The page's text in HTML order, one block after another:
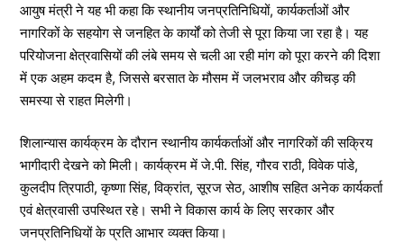
आयुष मंत्री ने यह भी कहा कि स्थानीय जनप्रतिनिधियों, कार्यकर्ताओं और
नागरिकों के सहयोग से जनहित के कार्यों को तेजी से पूरा किया जा रहा है। यह
परियोजना क्षेत्रवासियों की लंबे समय से चली आ रही मांग को पूरा करने की दिशा
में एक अहम कदम है, जिससे बरसात के मौसम में जलभराव और कीचड़ की
समस्या से राहत मिलेगी।
शिलान्यास कार्यक्रम के दौरान स्थानीय कार्यकर्ताओं और नागरिकों की सक्रिय
भागीदारी देखने को मिली। कार्यक्रम में जे.पी. सिंह, गौरव राठी, विवेक पांडे,
कुलदीप त्रिपाठी, कृष्णा सिंह, विक्रांत, सूरज सेठ, आशीष सहित अनेक कार्यकर्ता
एवं क्षेत्रवासी उपस्थित रहे। सभी ने विकास कार्य के लिए सरकार और
जनप्रतिनिधियों के प्रति आभार व्यक्त किया।